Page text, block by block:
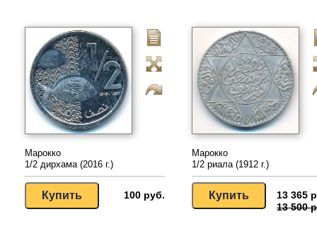
Марокко
1/2 дирхама (2016 г.)
100 руб.
Марокко
1/2 риала (1912 г.)
13 365
13 500